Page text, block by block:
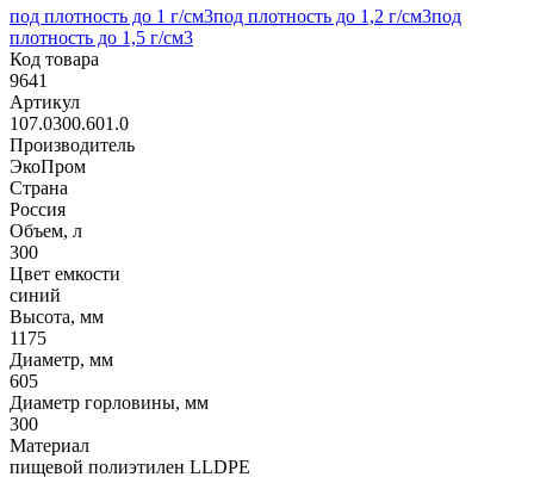
под плотность до 1 г/cм3под плотность до 1,2 г/cм3под
плотность до 1,5 г/cм3
Код товара
9641
Артикул
107.0300.601.0
Производитель
ЭкоПром
Страна
Россия
Объем, л
300
Цвет емкости
синий
Высота, мм
1175
Диаметр, мм
605
Диаметр горловины, мм
300
Материал
пищевой полиэтилен LLDPE